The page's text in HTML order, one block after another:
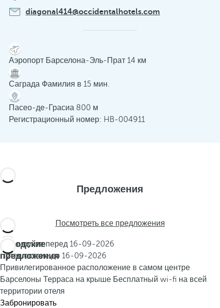
diagonal414@occidentalhotels.com
Аэропорт Барселона-Эль-Прат 14 км
Саграда Фамилия в 15 мин.
Пасео-де-Грасиа 800 м
Регистрационный номер: HB-004911
Предложения
Посмотреть все предложения
Городские
предложения
Бронируйте перед 16-09-2026
Путешествие до 16-09-2026
Привилегированное расположение в самом центре
Барселоны Терраса на крыше Бесплатный wi-fi на всей
территории отеля
Забронировать